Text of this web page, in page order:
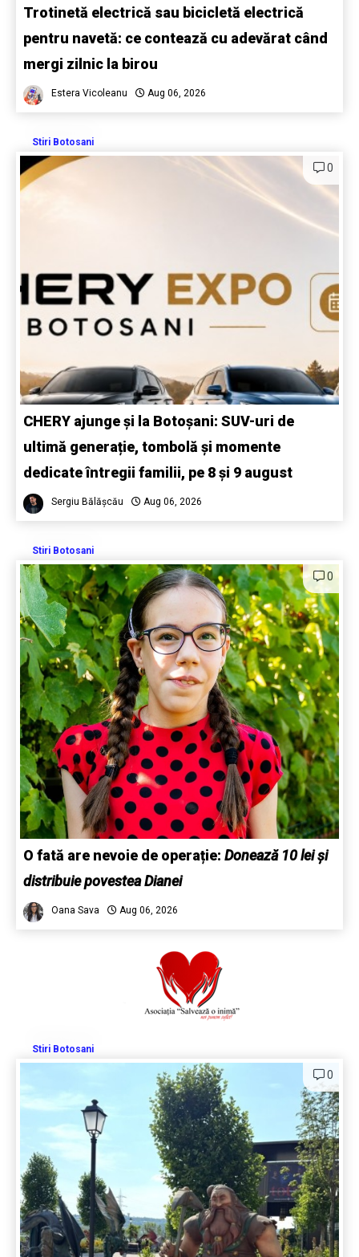
Trotinetă electrică sau bicicletă electrică
pentru navetă: ce contează cu adevărat când
mergi zilnic la birou
Estera Vicoleanu Aug 06, 2026
Stiri Botosani
0
CHERY ajunge și la Botoșani: SUV-uri de
ultimă generație, tombolă și momente
dedicate întregii familii, pe 8 și 9 august
Sergiu Bălășcău Aug 06, 2026
Stiri Botosani
0
O fată are nevoie de operație: Donează 10 lei și
distribuie povestea Dianei
Oana Sava Aug 06, 2026
Stiri Botosani
0